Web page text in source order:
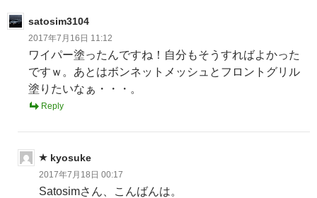
satosim3104
2017年7月16日 11:12
ワイパー塗ったんですね！自分もそうすればよかった
ですｗ。あとはボンネットメッシュとフロントグリル
塗りたいなぁ・・・。
Reply
kyosuke
2017年7月18日 00:17
Satosimさん、こんばんは。